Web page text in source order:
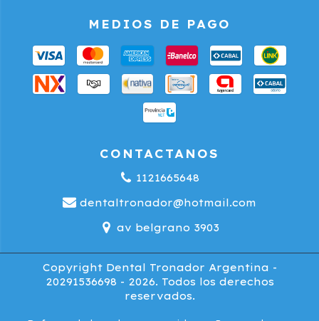
MEDIOS DE PAGO
CONTACTANOS
1121665648
dentaltronador@hotmail.com
av belgrano 3903
Copyright Dental Tronador Argentina -
20291536698 - 2026. Todos los derechos
reservados.